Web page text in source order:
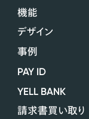
機能
デザイン
事例
PAY ID
YELL BANK
請求書買い取り